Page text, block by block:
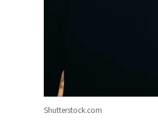
Shutterstock.com